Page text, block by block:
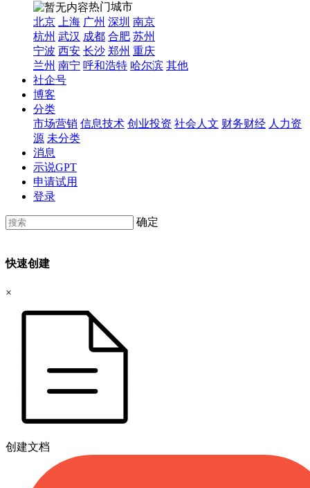
热门城市
北京
上海 广州 深圳 南京
杭州 武汉 成都 合肥 苏州
宁波 西安 长沙 郑州 重庆
兰州 南宁 呼和浩特 哈尔滨 其他
社企号
博客
分类
市场营销 信息技术 创业投资 社会人文 财务财经 人力资
源 未分类
消息
示说GPT
申请试用
登录
确定
快速创建
×
创建文档